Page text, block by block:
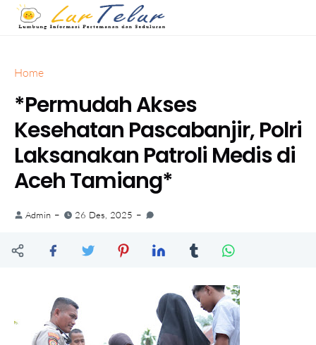
Home
*Permudah Akses
Kesehatan Pascabanjir, Polri
Laksanakan Patroli Medis di
Aceh Tamiang*
Admin 26 Des, 2025